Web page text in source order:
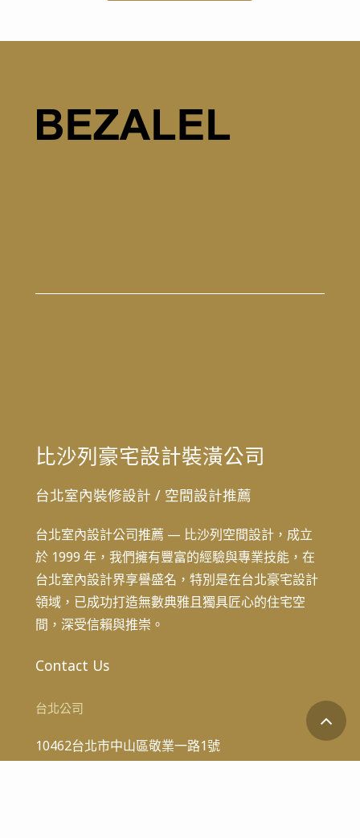
比沙列豪宅設計裝潢公司
台北室內裝修設計 / 空間設計推薦
台北室內設計公司推薦 — 比沙列空間設計，成立
於 1999 年，我們擁有豐富的經驗與專業技能，在
台北室內設計界享譽盛名，特別是在台北豪宅設計
領域，已成功打造無數典雅且獨具匠心的住宅空
間，深受信賴與推崇。
Contact Us
台北公司
10462台北市中山區敬業一路1號